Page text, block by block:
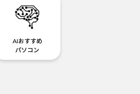
AIおすすめ
パソコン